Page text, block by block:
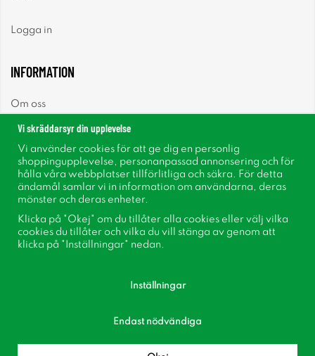
Logga in
INFORMATION
Om oss
Nyhetsbrev
Om cookies
Inspiration
Vi skräddarsyr din upplevelse
Vi använder cookies för att ge dig en personlig
shoppingupplevelse, personanpassad annonsering och för
hålla våra webbplatser tillförlitliga och säkra. För detta
ändamål samlar vi in information om användarna, deras
mönster och deras enheter.
Klicka på "Okej" om du tillåter alla cookies eller välj vilka
cookies du tillåter och vilka du vill stänga av genom att
klicka på "Inställningar" nedan.
Inställningar
Endast nödvändiga